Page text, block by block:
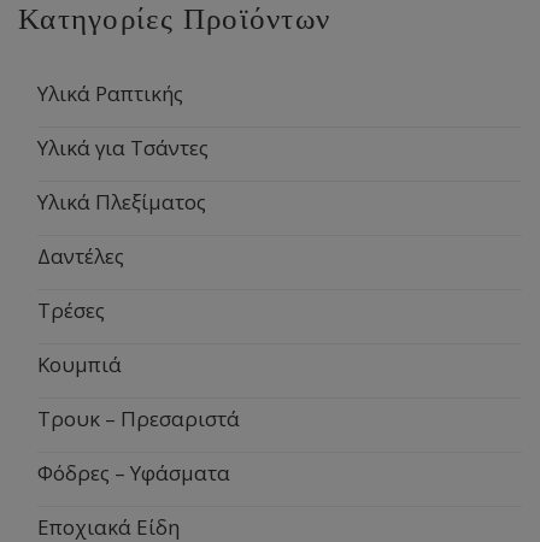
Κατηγορίες Προϊόντων
Υλικά Ραπτικής
Υλικά για Τσάντες
Υλικά Πλεξίματος
Δαντέλες
Τρέσες
Κουμπιά
Τρουκ – Πρεσαριστά
Φόδρες – Υφάσματα
Εποχιακά Είδη